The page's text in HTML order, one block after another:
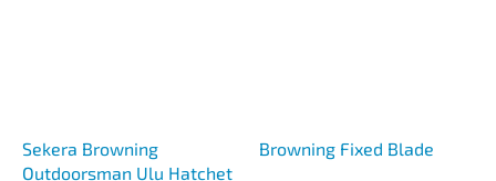
Sekera Browning
Outdoorsman Ulu Hatchet
Browning Fixed Blade